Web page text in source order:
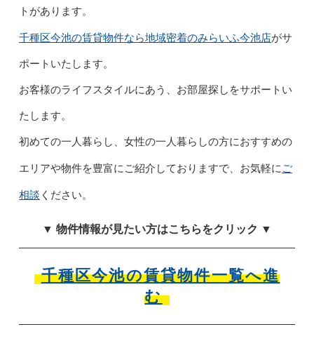
トがあります。
千種区今池の賃貸物件なら地域密着のみらいふ今池店がサ
ポートいたします。
お客様のライフスタイルにあう、お部屋探しをサポートい
たします。
初めての一人暮らし、女性の一人暮らしの方におすすめの
エリアや物件を豊富にご紹介しておりますで、お気軽に ご
相談 ください。
▼ 物件情報が見たい方はこちらをクリック ▼
千種区今池の賃貸物件一覧へ進
む